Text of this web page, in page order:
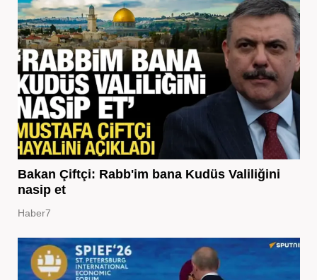
Bakan Çiftçi: Rabb'im bana Kudüs Valiliğini
nasip et
Haber7